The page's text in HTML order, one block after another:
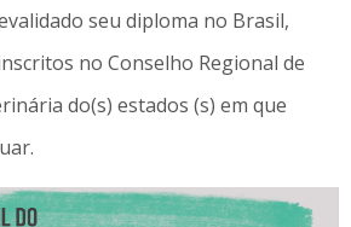
seu diploma no Brasil,
no Conselho Regional de
do(s) estados (s) em que